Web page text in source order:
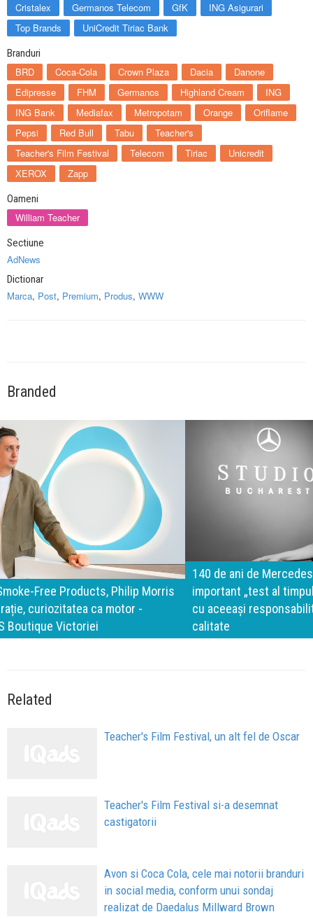
Cristalex Germanos Telecom GfK
ING Asigurari
Top Brands
UniCredit Tiriac Bank
Branduri
BRD Coca-Cola Crown Plaza Dacia
Danone
Edipresse
FHM Germanos Highland Cream
ING
ING Bank
Mediafax Metropotam Orange
Oriflame
Pepsi
Red Bull Tabu
Teacher's
Teacher's Film Festival
Telecom Tiriac
Unicredit
XEROX
Zapp
Oameni
William Teacher
Sectiune
AdNews
Dictionar
Marca, Post, Premium, Produs, WWW
Branded
140 de ani de Mercedes-Benz. Ramona Pîrlog: Cel mai
important „test al timpului” este să inovăm constant, dar
cu aceeași responsabilitate față de oameni, siguranță și
calitate
Related
Teacher's Film Festival, un alt fel de Oscar
Teacher's Film Festival si-a desemnat
castigatorii
Avon si Coca Cola, cele mai notorii branduri
in social media, conform unui sondaj
realizat de Daedalus Millward Brown